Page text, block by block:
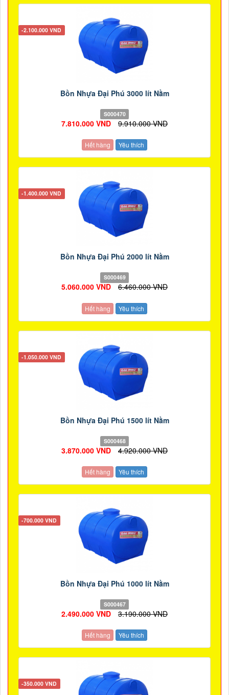
-2.100.000 VND
Bồn Nhựa Đại Phú 3000 lít Nằm
S000470
7.810.000 VND 9.910.000 VND
Hết hàng Yêu thích
-1.400.000 VND
Bồn Nhựa Đại Phú 2000 lít Nằm
S000469
5.060.000 VND 6.460.000 VND
Hết hàng Yêu thích
-1.050.000 VND
Bồn Nhựa Đại Phú 1500 lít Nằm
S000468
3.870.000 VND 4.920.000 VND
Hết hàng Yêu thích
-700.000 VND
Bồn Nhựa Đại Phú 1000 lít Nằm
S000467
2.490.000 VND 3.190.000 VND
Hết hàng Yêu thích
-350.000 VND